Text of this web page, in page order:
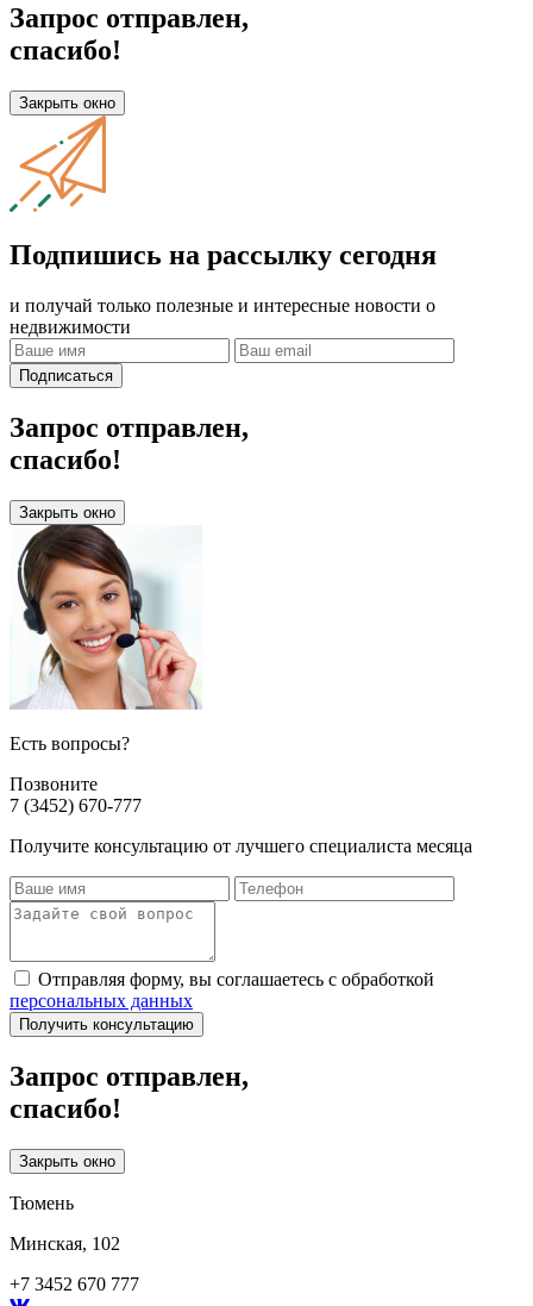
Запрос отправлен,
спасибо!
Закрыть окно
Подпишись на рассылку сегодня
и получай только полезные и интересные новости о
недвижимости
Подписаться
Запрос отправлен,
спасибо!
Закрыть окно
Есть вопросы?
Позвоните
7 (3452) 670-777
Получите консультацию от лучшего специалиста месяца
Отправляя форму, вы соглашаетесь с обработкой
персональных данных
Получить консультацию
Запрос отправлен,
спасибо!
Закрыть окно
Тюмень
Минская, 102
+7 3452 670 777